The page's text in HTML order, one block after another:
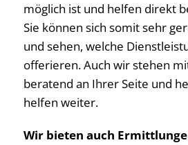
möglich ist und helfen direkt
Sie können sich somit sehr
und sehen, welche
offerieren. Auch wir stehen
beratend an Ihrer Seite und
helfen weiter.
Wir bieten auch